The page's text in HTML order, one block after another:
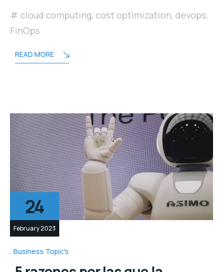
cloud computing, cost optimization, devops,
FinOps
READ MORE
24
February 2023
Business Topic's